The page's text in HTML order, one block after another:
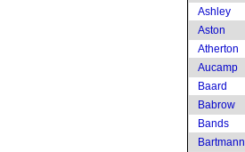
Ashley
Aston
Atherton
Aucamp
Baard
Babrow
Bands
Bartmann